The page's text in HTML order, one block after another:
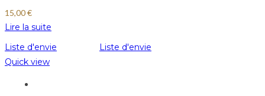
15,00€
Lire la suite
Liste d'envie
Liste d'envie
Quick view